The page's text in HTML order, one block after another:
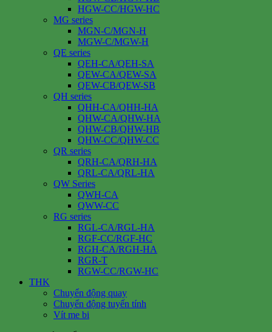
HGW-CC/HGW-HC
MG series
MGN-C/MGN-H
MGW-C/MGW-H
QE series
QEH-CA/QEH-SA
QEW-CA/QEW-SA
QEW-CB/QEW-SB
QH series
QHH-CA/QHH-HA
QHW-CA/QHW-HA
QHW-CB/QHW-HB
QHW-CC/QHW-CC
QR series
QRH-CA/QRH-HA
QRL-CA/QRL-HA
QW Series
QWH-CA
QWW-CC
RG series
RGL-CA/RGL-HA
RGF-CC/RGF-HC
RGH-CA/RGH-HA
RGR-T
RGW-CC/RGW-HC
THK
Chuyển động quay
Chuyển động tuyến tính
Vít me bi